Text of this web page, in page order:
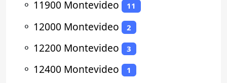
⚬ 11900 Montevideo 11
⚬ 12000 Montevideo 2
⚬ 12200 Montevideo 3
⚬ 12400 Montevideo 1